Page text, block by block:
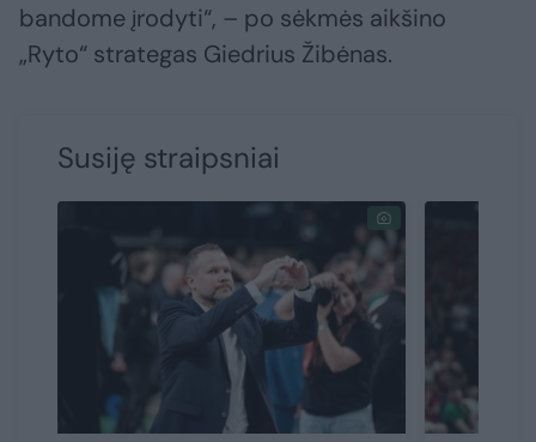
bandome įrodyti“, – po sėkmės aikšino
„Ryto“ strategas Giedrius Žibėnas.
Susiję straipsniai